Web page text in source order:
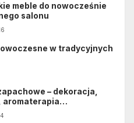
meble do nowocześnie
salonu
w tradycyjnych
– dekoracja,
aromaterapia…